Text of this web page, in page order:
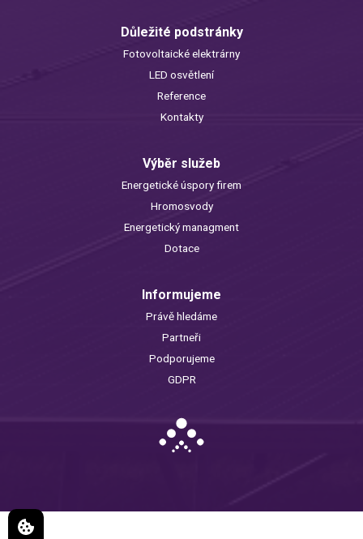
Důležité podstránky
Fotovoltaické elektrárny
LED osvětlení
Reference
Kontakty
Výběr služeb
Energetické úspory firem
Hromosvody
Energetický managment
Dotace
Informujeme
Právě hledáme
Partneři
Podporujeme
GDPR